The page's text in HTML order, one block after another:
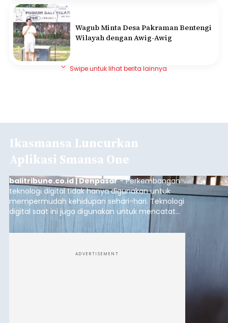
Wagub Minta Desa Pakraman Bentengi
Wilayah dengan Awig-Awig
Swipe untuk lihat berita lainnya
Ikasmansa Luncurkan
Aplikasi Smansa One
balitribune.co.id | Denpasar- Perkembangan
teknologi digital tidak hanya digunakan untuk
mempermudah kehidupan sehari-hari. Teknologi
digital saat ini juga digunakan untuk mencatat
dan mengelola data base alumni dari suatu
sekolah, salah satunya adalah alumni SMA 1
ADVERTISEMENT